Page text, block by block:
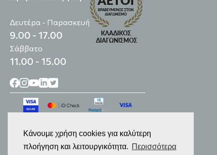
Κάνουμε χρήση cookies για καλύτερη
πλοήγηση και λειτουργικότητα. Περισσότερα
Δευτέρα - Παρασκευή
9.00 - 17.00
Σάββατο
11.00 - 15.00